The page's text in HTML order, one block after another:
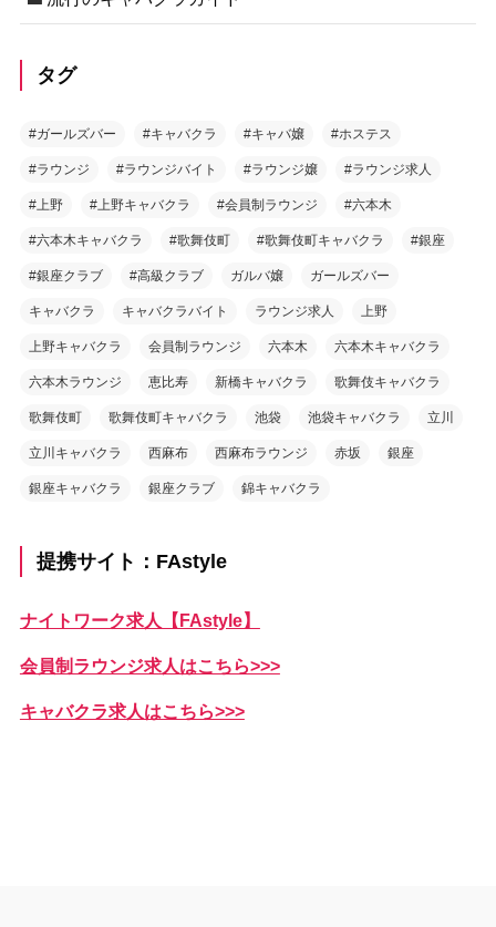
タグ
#ガールズバー #キャバクラ #キャバ嬢 #ホステス
#ラウンジ #ラウンジバイト #ラウンジ嬢 #ラウンジ求人
#上野 #上野キャバクラ #会員制ラウンジ #六本木
#六本木キャバクラ #歌舞伎町 #歌舞伎町キャバクラ #銀座
#銀座クラブ #高級クラブ ガルバ嬢 ガールズバー
キャバクラ キャバクラバイト ラウンジ求人 上野
上野キャバクラ 会員制ラウンジ 六本木 六本木キャバクラ
六本木ラウンジ 恵比寿 新橋キャバクラ 歌舞伎キャバクラ
歌舞伎町 歌舞伎町キャバクラ 池袋 池袋キャバクラ 立川
立川キャバクラ 西麻布 西麻布ラウンジ 赤坂 銀座
銀座キャバクラ 銀座クラブ 錦キャバクラ
提携サイト：FAstyle
ナイトワーク求人【FAstyle】
会員制ラウンジ求人はこちら>>>
キャバクラ求人はこちら>>>